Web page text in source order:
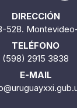
DIRECCIÓN
528.
TELÉFONO
(598) 2915 3838
E-MAIL